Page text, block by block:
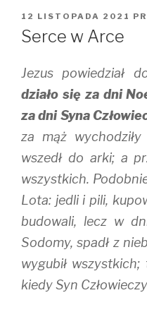
OPUBLIKOWANE
W
12 LISTOPADA 2021
Serce w Arce
Jezus powiedział
działo się za dni
za dni Syna
za mąż
wszedł do arki; a
wszystkich.
Lota: jedli i pili,
budowali, lecz w
Sodomy, spadł z
wygubił
kiedy Syn